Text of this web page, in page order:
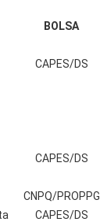
BOLSA
CAPES/DS
CAPES/DS
CNPQ/PROPPG
CAPES/DS